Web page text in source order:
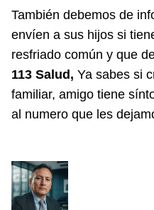
También debemos de
envíen a sus hijos si
resfriado común y que
113 Salud, Ya sabes si
familiar, amigo tiene
al numero que les